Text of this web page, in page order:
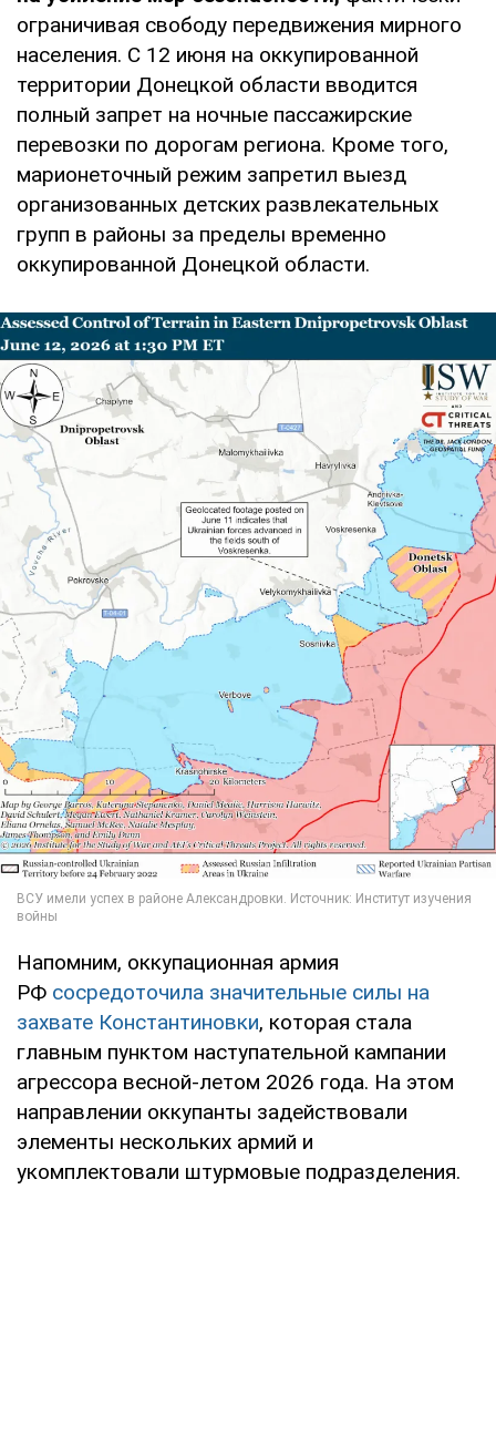
ограничивая свободу передвижения мирного
населения. С 12 июня на оккупированной
территории Донецкой области вводится
полный запрет на ночные пассажирские
перевозки по дорогам региона. Кроме того,
марионеточный режим запретил выезд
организованных детских развлекательных
групп в районы за пределы временно
оккупированной Донецкой области.
Напомним, оккупационная армия
РФ сосредоточила значительные силы на
захвате Константиновки, которая стала
главным пунктом наступательной кампании
агрессора весной-летом 2026 года. На этом
направлении оккупанты задействовали
элементы нескольких армий и
укомплектовали штурмовые подразделения.